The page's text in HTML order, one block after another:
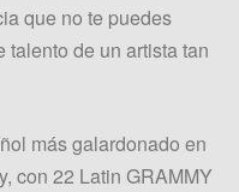
que no te puedes
talento de un artista tan
más galardonado en
con 22 Latin GRAMMY